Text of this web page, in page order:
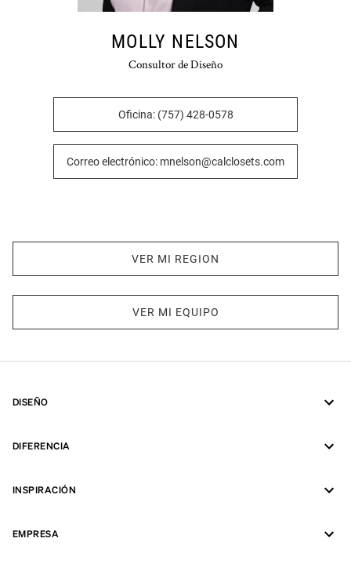
MOLLY NELSON
Consultor de Diseño
Oficina: (757) 428-0578
Correo electrónico: mnelson@calclosets.com
VER MI REGION
VER MI EQUIPO
DISEÑO
DIFERENCIA
INSPIRACIÓN
EMPRESA